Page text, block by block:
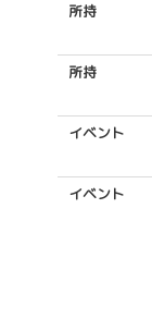
所持
所持
イベント
イベント